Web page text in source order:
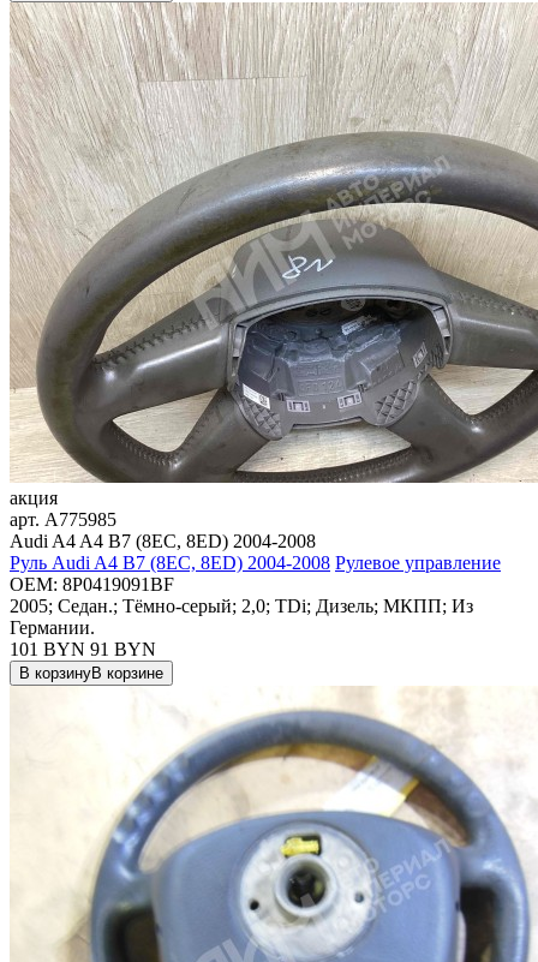
акция
арт. A775985
Audi A4 A4 B7 (8EC, 8ED) 2004-2008
Руль Audi A4 B7 (8EC, 8ED) 2004-2008 Рулевое управление
OEM: 8P0419091BF
2005; Седан.; Тёмно-серый; 2,0; TDi; Дизель; МКПП; Из
Германии.
101 BYN 91 BYN
В корзинуВ корзине